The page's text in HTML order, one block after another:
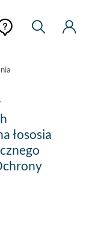
Moje
łososia